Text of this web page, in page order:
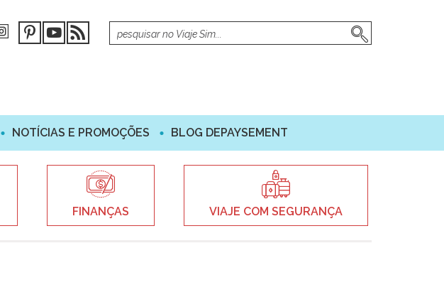
NOTÍCIAS E PROMOÇÕES BLOG DEPAYSEMENT
FINANÇAS VIAJE COM SEGURANÇA